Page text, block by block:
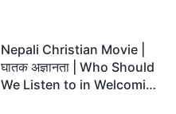
Nepali Christian Movie |
घातक अज्ञानता | Who Should
We Listen to in Welcoming